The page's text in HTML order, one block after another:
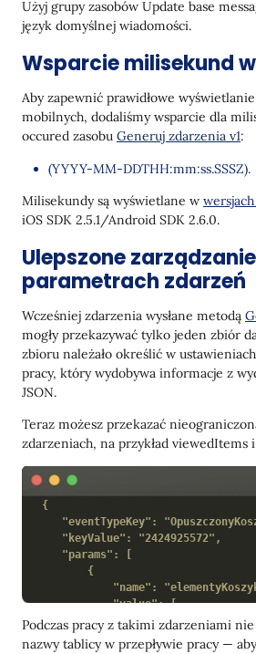
Użyj grupy zasobów Update base
język domyślnej wiadomości.
Wsparcie milisekund
Aby zapewnić prawidłowe
mobilnych, dodaliśmy wsparcie dla
occured zasobu Generuj zdarzenia v1:
(YYYY-MM-DDTHH:mm:ss.SSSZ).
Milisekundy są wyświetlane w
iOS SDK 2.5.1/Android SDK 2.6.0.
Ulepszone
parametrach zdarzeń
Wcześniej zdarzenia wysłane metodą
mogły przekazywać tylko jeden zbiór
zbioru należało określić w
pracy, który wydobywa informacje z
JSON.
Teraz możesz przekazać
zdarzeniach, na przykład
{
"eventTypeKey":
    "keyValue": "2424925572",
    "params": [
        {
"name":
            "value": [
                {
"name":
Podczas pracy z takimi zdarzeniami
nazwy tablicy w przepływie pracy —